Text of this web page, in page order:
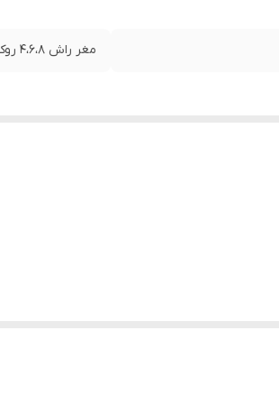
مغر راش ۴،۶،۸ روکش شده ۱۳ صدم آلمانی